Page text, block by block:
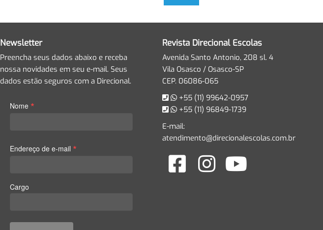
Newsletter
Preencha seus dados abaixo e receba
nossa novidades em seu e-mail. Seus
dados estão seguros com a Direcional.
Nome *
Endereço de e-mail *
Cargo
Revista Direcional Escolas
Avenida Santo Antonio, 208 sl. 4
Vila Osasco / Osasco-SP
CEP. 06086-065
+55 (11) 99642-0957
+55 (11) 96849-1739
E-mail:
atendimento@direcionalescolas.com.br